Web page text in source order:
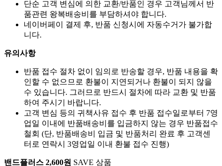
단순 고객 변심에 의한 교환/반품인 경우 고객님께서 반
품관련 왕복배송비를 부담하셔야 합니다.
네이버페이 결제 후, 반품 신청시에 자동수거가 불가합
니다.
유의사항
반품 접수 절차 없이 임의로 반송할 경우, 반품 내용을 확
인할 수 없으므로 환불이 지연되거나 환불이 되지 않을
수 있습니다. 그러므로 반드시 절차에 따라 교환 및 반품
하여 주시기 바랍니다.
고객 변심 등의 귀책사유 접수 후 반품 접수일로부터 7영
업일 이내에 반품배송비를 입금하지 않는 경우 반품접수
철회 (단, 반품배송비 입금 및 반품처리 완료 후 고객센
터로 연락시 3영업일 이내 환불 접수 진행)
밴드플러스 2,600원 SAVE 상품